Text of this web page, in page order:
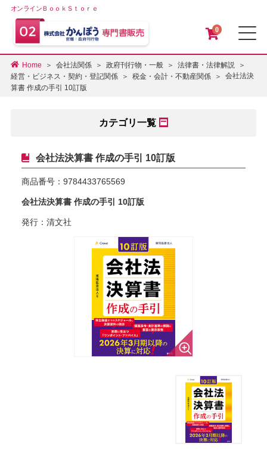
オンラインＢｏｏｋＳｔｏｒｅ
0
Home 会社法関係 政府刊行物・一般
法律書・法律解説
経営・ビジネス・契約・登記関係
税金・会計・不動産関係
会社法決
算書 作成の手引 10訂版
カテゴリ一覧
会社法決算書 作成の手引 10訂版
商品番号： 9784433765569
会社法決算書 作成の手引 10訂版
発行：清文社